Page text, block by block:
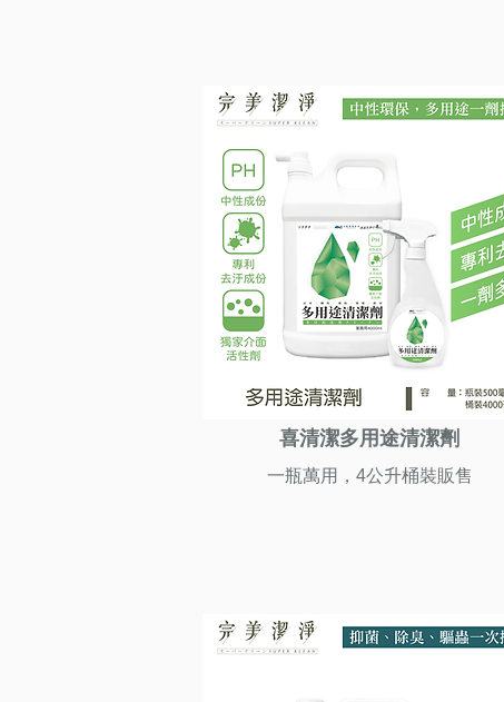
喜清潔多用途清潔劑
一瓶萬用，4公升桶裝販售